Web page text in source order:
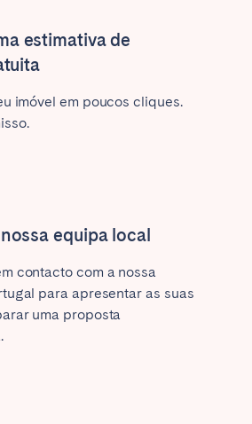
estimativa de
imóvel em poucos cliques.
equipa local
contacto com a nossa
para apresentar as suas
uma proposta